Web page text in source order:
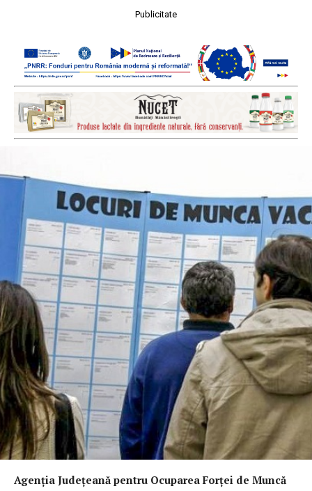
Publicitate
Agenția Județeană pentru Ocuparea Forței de Muncă